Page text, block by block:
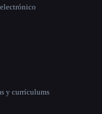
y currículums